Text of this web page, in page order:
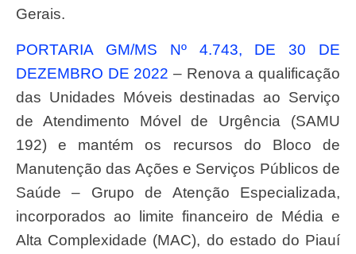
Gerais.
PORTARIA GM/MS Nº 4.743, DE 30 DE
DEZEMBRO DE 2022 – Renova a qualificação
das Unidades Móveis destinadas ao Serviço
de Atendimento Móvel de Urgência (SAMU
192) e mantém os recursos do Bloco de
Manutenção das Ações e Serviços Públicos de
Saúde – Grupo de Atenção Especializada,
incorporados ao limite financeiro de Média e
Alta Complexidade (MAC), do estado do Piauí